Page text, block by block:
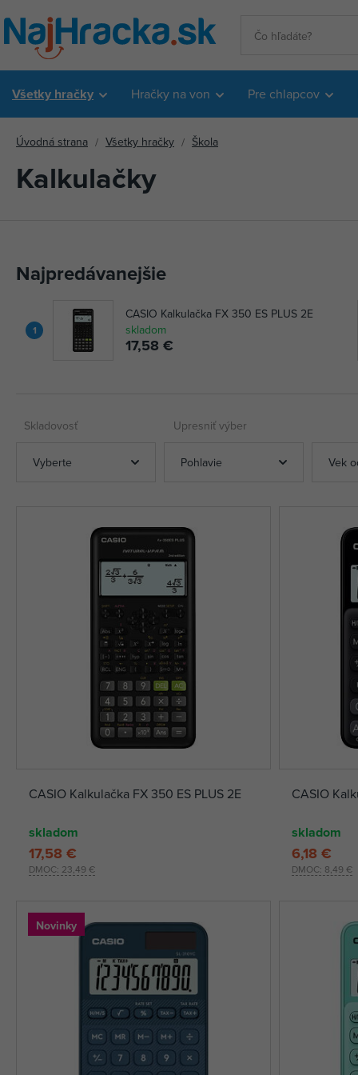
Všetky hračky Hračky na von Pre chlapcov
Úvodná strana Všetky hračky Škola
Kalkulačky
Najpredávanejšie
1
CASIO Kalkulačka FX 350 ES PLUS 2E
skladom
17,58 €
Skladovosť Upresniť výber
Vyberte Pohlavie Vek
CASIO Kalkulačka FX 350 ES PLUS 2E
skladom
DMOC: 23,49 €
17,58 €
CASIO
skladom
DMOC: 8,49 €
6,18 €
Novinky